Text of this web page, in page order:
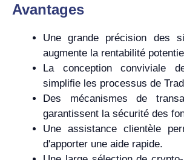
Avantages
Une grande précision des
augmente la rentabilité
La conception conviviale
simplifie les processus de
Des mécanismes de
garantissent la sécurité des
Une assistance clientèle
d'apporter une aide rapide.